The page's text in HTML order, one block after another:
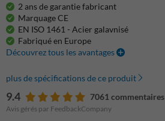
2 ans de garantie fabricant
Marquage CE
EN ISO 1461 - Acier galavnisé
Fabriqué en Europe
Découvrez tous les avantages
plus de spécifications de ce produit
9.4 7061 commentaires
Avis gérés par FeedbackCompany